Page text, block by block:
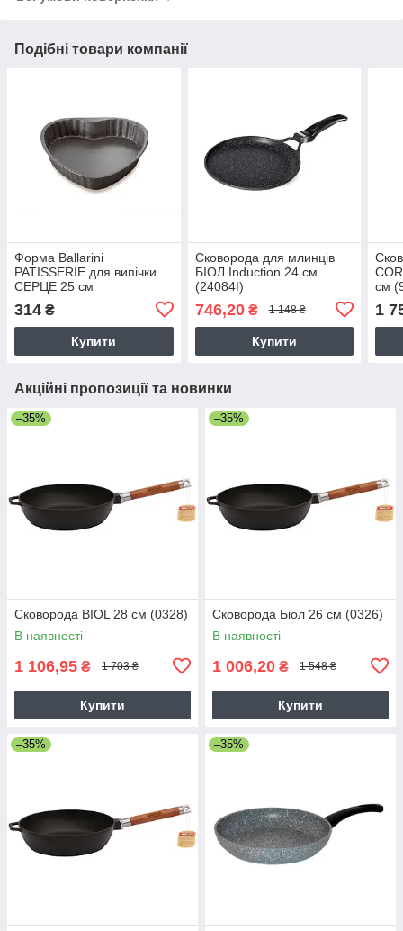
Подібні товари компанії
Форма Ballarini
PATISSERIE для випічки
СЕРЦЕ 25 см
314 ₴
Купити
Сковорода для млинців
БІОЛ Induction 24 см
(24084I)
746,20₴ 1 148 ₴
Купити
см
1
Акційні пропозиції та новинки
–35%
Сковорода BIOL 28 см (0328)
В наявності
1 106,95 ₴ 1 703 ₴
Купити
–35%
Сковорода Біол 26 см (0326)
В наявності
1 006,20 ₴ 1 548 ₴
Купити
–35% –35%